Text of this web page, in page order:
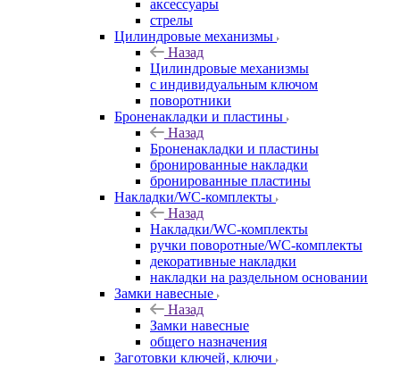
аксессуары
стрелы
Цилиндровые механизмы
Назад
Цилиндровые механизмы
с индивидуальным ключом
поворотники
Броненакладки и пластины
Назад
Броненакладки и пластины
бронированные накладки
бронированные пластины
Накладки/WC-комплекты
Назад
Накладки/WC-комплекты
ручки поворотные/WC-комплекты
декоративные накладки
накладки на раздельном основании
Замки навесные
Назад
Замки навесные
общего назначения
Заготовки ключей, ключи